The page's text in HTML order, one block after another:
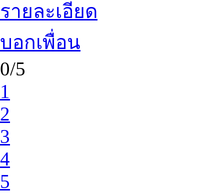
รายละเอียด
บอกเพื่อน
0/5
1
2
3
4
5